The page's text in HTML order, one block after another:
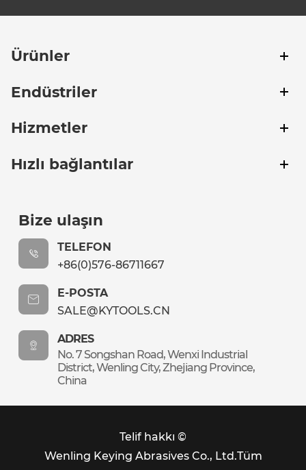
Ürünler
Endüstriler
Hizmetler
Hızlı bağlantılar
Bize ulaşın
TELEFON
+86(0)576-86711667
E-POSTA
SALE@KYTOOLS.CN
ADRES
No. 7 Songshan Road, Wenxi Industrial
District, Wenling City, Zhejiang Province,
China
Telif hakkı ©
Wenling Keying Abrasives Co., Ltd.Tüm